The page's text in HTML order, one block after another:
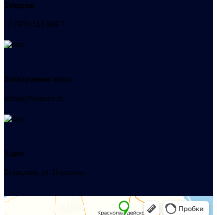
Telegram
+7 (978) 515-999-7
Электронная почта
admin@helpsant.ru
Адрес
Балаклава, ул. Новикова